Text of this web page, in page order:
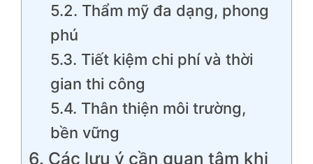
5.2. Thẩm mỹ đa dạng, phong
phú
5.3. Tiết kiệm chi phí và thời
gian thi công
5.4. Thân thiện môi trường,
bền vững
6. Các lưu ý cần quan tâm khi